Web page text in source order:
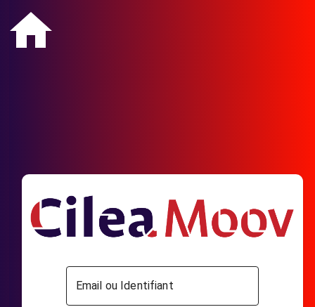
Email ou Identifiant